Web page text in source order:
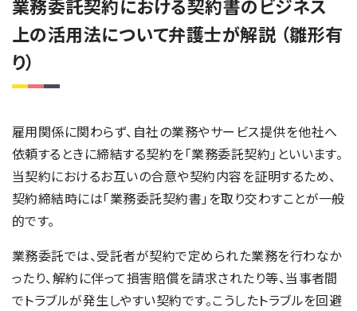
業務委託契約における契約書のビジネス
上の活用法について弁護士が解説 （雛形有
り）
雇用関係に関わらず、自社の業務やサービス提供を他社へ
依頼するときに締結する契約を「業務委託契約」といいます。
当契約におけるお互いの合意や契約内容を証明するため、
契約締結時には「業務委託契約書」を取り交わすことが一般
的です。
業務委託では、受託者が契約で定められた業務を行わなか
ったり、解約に伴って損害賠償を請求されたり等、当事者間
でトラブルが発生しやすい契約です。こうしたトラブルを回避